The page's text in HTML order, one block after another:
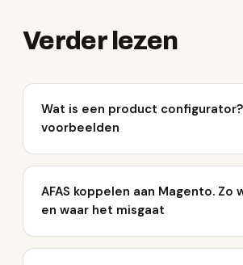
Verder lezen
Wat is een product
voorbeelden
AFAS koppelen aan Magento. Zo
en waar het misgaat